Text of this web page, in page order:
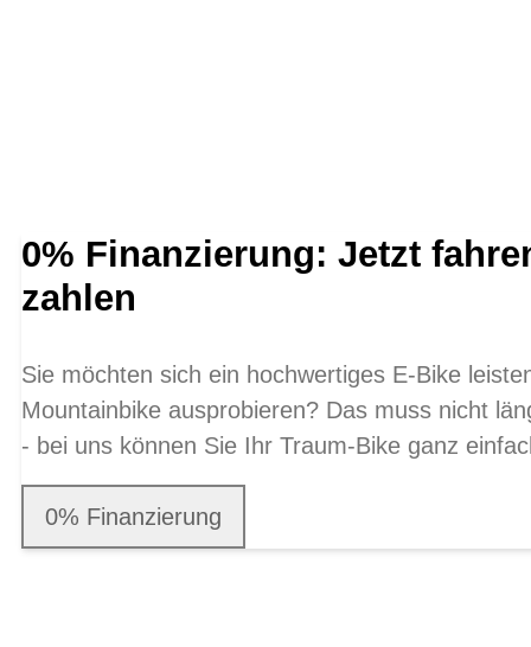
0% Finanzierung: Jetzt
zahlen
Sie möchten sich ein hochwertiges E-Bike
Mountainbike ausprobieren? Das muss nicht
- bei uns können Sie Ihr Traum-Bike ganz
0% Finanzierung